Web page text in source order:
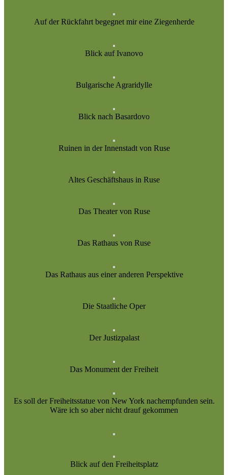
Auf der Rückfahrt begegnet mir eine Ziegenherde
Blick auf Ivanovo
Bulgarische Agraridylle
Blick nach Basardovo
Ruinen in der Innenstadt von Ruse
Altes Geschäftshaus in Ruse
Das Theater von Ruse
Das Rathaus von Ruse
Das Rathaus aus einer anderen Perspektive
Die Staatliche Oper
Der Justizpalast
Das Monument der Freiheit
Es soll der Freiheitsstatue von New York nachempfunden sein.
Wäre ich so aber nicht drauf gekommen
Blick auf den Freiheitsplatz